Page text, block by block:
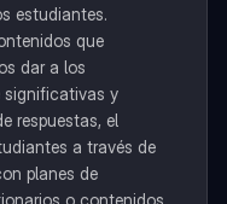
estudiantes.
que
dar a los
significativas y
respuestas, el
a través de
planes de